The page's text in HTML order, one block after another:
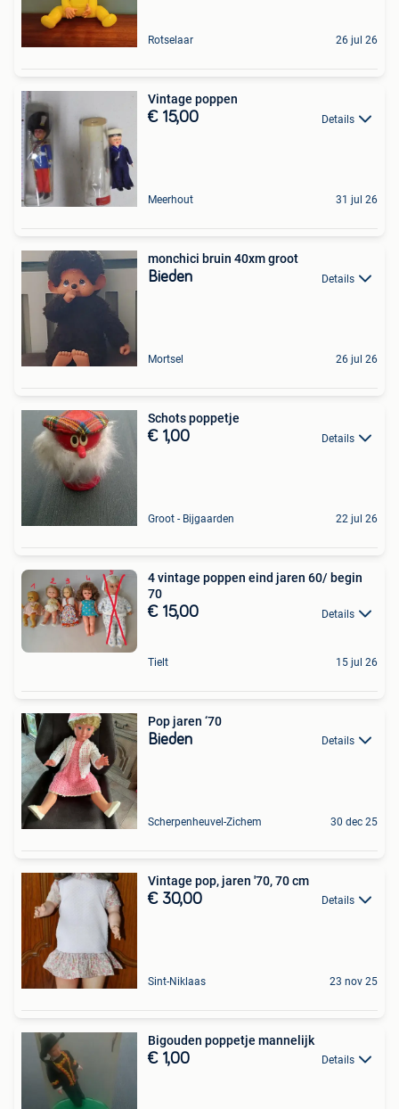
Rotselaar 26 jul 26
Vintage poppen
€ 15,00 Details
Meerhout 31 jul 26
monchici bruin 40xm groot
Bieden Details
Mortsel 26 jul 26
Schots poppetje
€ 1,00 Details
Groot - Bijgaarden 22 jul 26
4 vintage poppen eind jaren 60/ begin
70
€ 15,00 Details
Tielt 15 jul 26
Pop jaren ‘70
Bieden Details
Scherpenheuvel-Zichem 30 dec 25
Vintage pop, jaren '70, 70 cm
€ 30,00 Details
Sint-Niklaas 23 nov 25
Bigouden poppetje mannelijk
€ 1,00 Details